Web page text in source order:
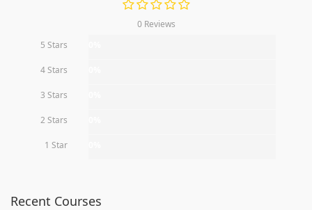
0 Reviews
5 Stars
4 Stars
3 Stars
2 Stars
1 Star
Recent Courses